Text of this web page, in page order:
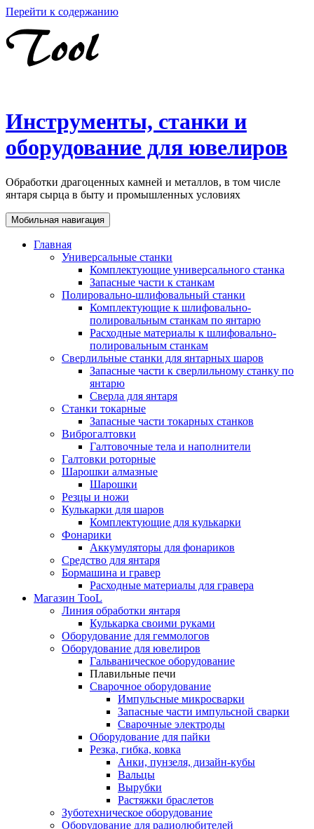
Перейти к содержанию
Инструменты, станки и
оборудование для ювелиров
Обработки драгоценных камней и металлов, в том числе
янтаря сырца в быту и промышленных условиях
Мобильная навигация
Главная
Универсальные станки
Комплектующие универсального станка
Запасные части к станкам
Полировально-шлифовальный станки
Комплектующие к шлифовально-
полировальным станкам по янтарю
Расходные материалы к шлифовально-
полировальным станкам
Сверлильные станки для янтарных шаров
Запасные части к сверлильному станку по
янтарю
Сверла для янтаря
Станки токарные
Запасные части токарных станков
Виброгалтовки
Галтовочные тела и наполнители
Галтовки роторные
Шарошки алмазные
Шарошки
Резцы и ножи
Кулькарки для шаров
Комплектующие для кулькарки
Фонарики
Аккумуляторы для фонариков
Средство для янтаря
Бормашина и гравер
Расходные материалы для гравера
Магазин TooL
Линия обработки янтаря
Кулькарка своими руками
Оборудование для геммологов
Оборудование для ювелиров
Гальваническое оборудование
Плавильные печи
Сварочное оборудование
Импульсные микросварки
Запасные части импульсной сварки
Сварочные электроды
Оборудование для пайки
Резка, гибка, ковка
Анки, пунзеля, дизайн-кубы
Вальцы
Вырубки
Растяжки браслетов
Зуботехническое оборудование
Оборудование для радиолюбителей